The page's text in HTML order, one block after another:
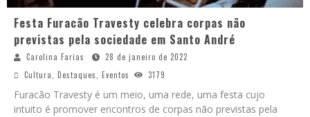
Festa Furacão Travesty celebra corpas não
previstas pela sociedade em Santo André
Carolina Farias
28 de janeiro de 2022
Cultura
Destaques Eventos 3179
Furacão Travesty é um meio, uma rede, uma festa cujo
intuito é promover encontros de corpas não previstas pela